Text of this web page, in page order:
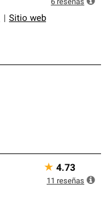
Sitio web
6 reseñas
★ 4.73
11 reseñas